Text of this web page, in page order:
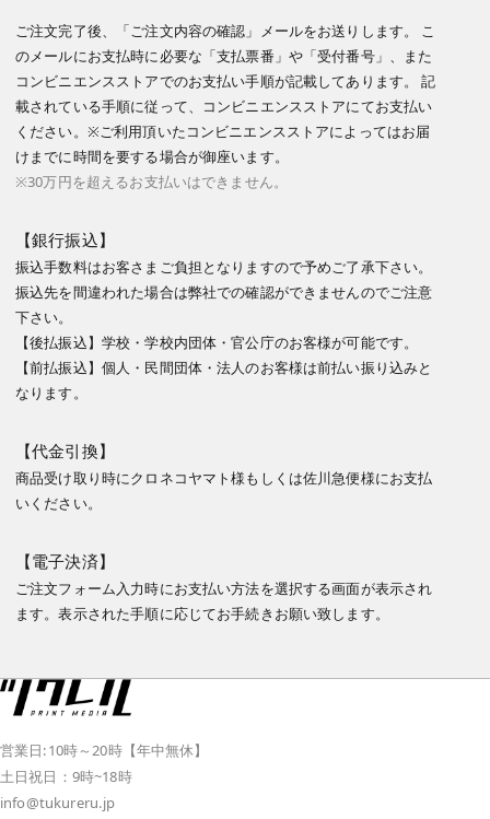
ご注文完了後、「ご注文内容の確認」メールをお送りします。 こ
のメールにお支払時に必要な「支払票番」や「受付番号」、また
コンビニエンスストアでのお支払い手順が記載してあります。 記
載されている手順に従って、コンビニエンスストアにてお支払い
ください。※ご利用頂いたコンビニエンスストアによってはお届
けまでに時間を要する場合が御座います。
※30万円を超えるお支払いはできません。
【銀行振込】
振込手数料はお客さまご負担となりますので予めご了承下さい。
振込先を間違われた場合は弊社での確認ができませんのでご注意
下さい。
【後払振込】学校・学校内団体・官公庁のお客様が可能です。
【前払振込】個人・民間団体・法人のお客様は前払い振り込みと
なります。
【代金引換】
商品受け取り時にクロネコヤマト様もしくは佐川急便様にお支払
いください。
【電子決済】
ご注文フォーム入力時にお支払い方法を選択する画面が表示され
ます。表示された手順に応じてお手続きお願い致します。
営業日:10時～20時【年中無休】
土日祝日：9時~18時
info@tukureru.jp